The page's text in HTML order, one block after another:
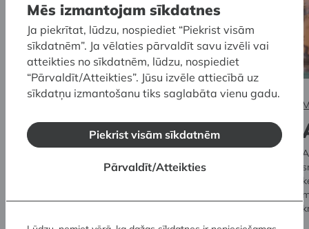
Mindauga Navaka
tēlniecība
ārtelpas ekspozīciju, kas iepazīstina ar ievērojamā lietuviešu
Mēs izmantojam sīkdatnes
Ja piekrītat, lūdzu, nospiediet “Piekrist visām
sīkdatnēm”. Ja vēlaties pārvaldīt savu izvēli vai
atteikties no sīkdatnēm, lūdzu, nospiediet
“Pārvaldīt/Atteikties”. Jūsu izvēle attiecībā uz
sīkdatņu izmantošanu tiks saglabāta vienu gadu.
Piekrist visām sīkdatnēm
Pārvaldīt/Atteikties